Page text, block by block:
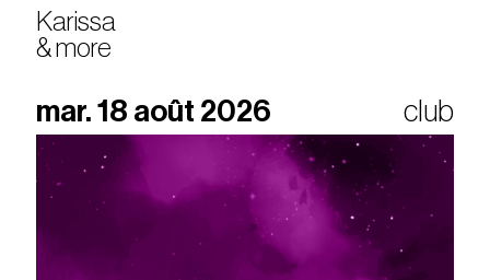
Karissa
& more
mar. 18 août 2026 club